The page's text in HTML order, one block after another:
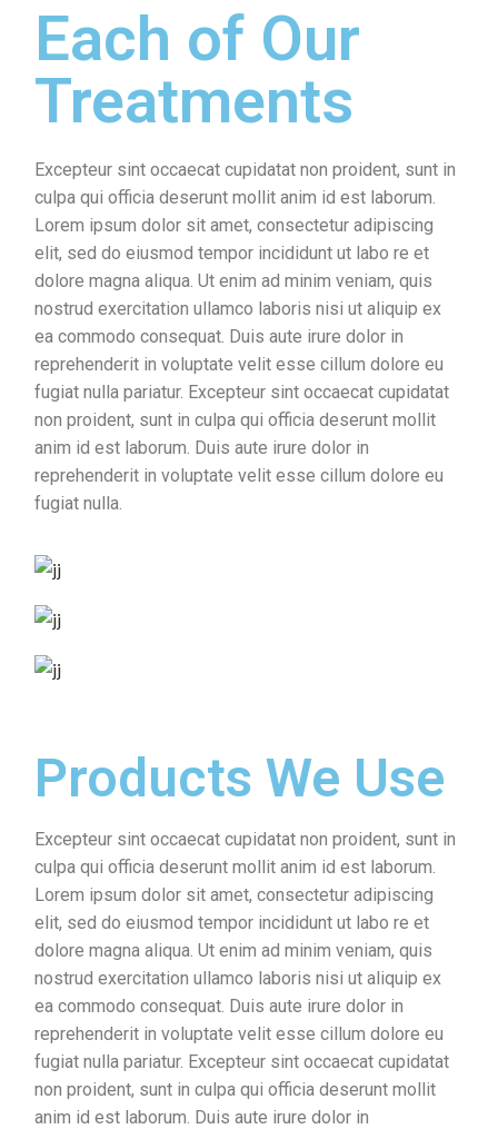
Each of Our
Treatments
Excepteur sint occaecat cupidatat non proident, sunt in
culpa qui officia deserunt mollit anim id est laborum.
Lorem ipsum dolor sit amet, consectetur adipiscing
elit, sed do eiusmod tempor incididunt ut labo re et
dolore magna aliqua. Ut enim ad minim veniam, quis
nostrud exercitation ullamco laboris nisi ut aliquip ex
ea commodo consequat. Duis aute irure dolor in
reprehenderit in voluptate velit esse cillum dolore eu
fugiat nulla pariatur. Excepteur sint occaecat cupidatat
non proident, sunt in culpa qui officia deserunt mollit
anim id est laborum. Duis aute irure dolor in
reprehenderit in voluptate velit esse cillum dolore eu
fugiat nulla.
Products We Use
Excepteur sint occaecat cupidatat non proident, sunt in
culpa qui officia deserunt mollit anim id est laborum.
Lorem ipsum dolor sit amet, consectetur adipiscing
elit, sed do eiusmod tempor incididunt ut labo re et
dolore magna aliqua. Ut enim ad minim veniam, quis
nostrud exercitation ullamco laboris nisi ut aliquip ex
ea commodo consequat. Duis aute irure dolor in
reprehenderit in voluptate velit esse cillum dolore eu
fugiat nulla pariatur. Excepteur sint occaecat cupidatat
non proident, sunt in culpa qui officia deserunt mollit
anim id est laborum. Duis aute irure dolor in